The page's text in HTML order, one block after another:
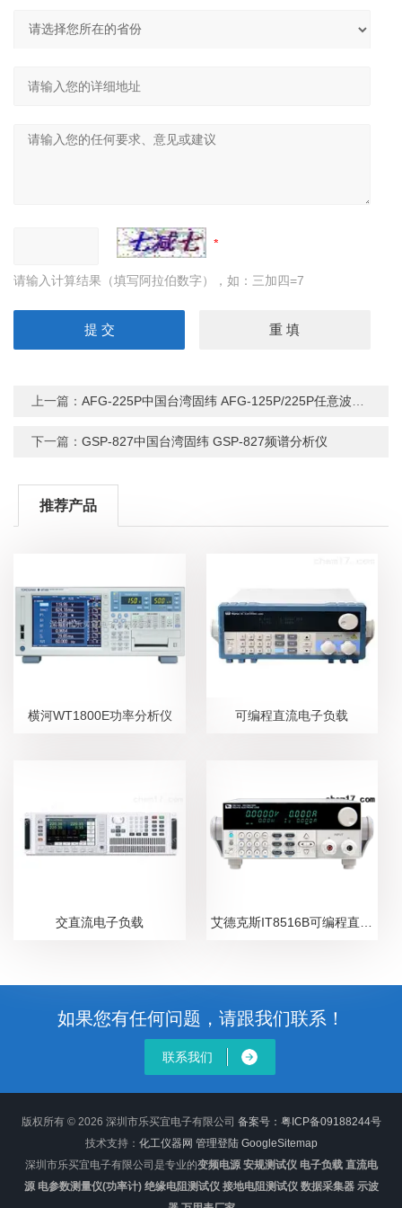
请输入计算结果（填写阿拉伯数字），如：三加四=7
上一篇：AFG-225P中国台湾固纬 AFG-125P/225P任意波形信号发生器
下一篇：GSP-827中国台湾固纬 GSP-827频谱分析仪
推荐产品
横河WT1800E功率分析仪 可编程直流电子负载
交直流电子负载
如果您有任何问题，请跟我们联系！
联系我们
版权所有 © 2026 深圳市乐买宜电子有限公司 备案号：粤ICP备09188244号
技术支持： 化工仪器网 管理登陆 GoogleSitemap
深圳市乐买宜电子有限公司是专业的变频电源 安规测试仪 电子负载 直流电
源 电参数测量仪(功率计) 绝缘电阻测试仪 接地电阻测试仪 数据采集器 示波